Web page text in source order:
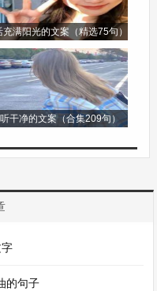
，它也会在我以后的
战的时候，给予我力
变，都是自我提升的
充满阳光的文案（精选75句）
干净的文案（合集209句）
的句子